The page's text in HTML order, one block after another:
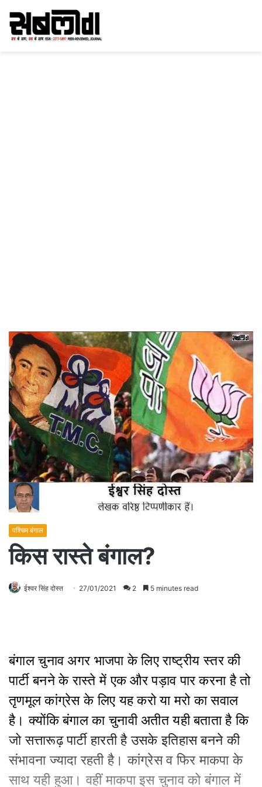
पश्चिम बंगाल
किस रास्ते बंगाल?
ईश्वर सिंह दोस्त 27/01/2021 2 5 minutes read
बंगाल चुनाव अगर भाजपा के लिए राष्ट्रीय स्तर की
पार्टी बनने के रास्ते में एक और पड़ाव पार करना है तो
तृणमूल कांग्रेस के लिए यह करो या मरो का सवाल
है। क्योंकि बंगाल का चुनावी अतीत यही बताता है कि
जो सत्तारूढ़ पार्टी हारती है उसके इतिहास बनने की
संभावना ज्यादा रहती है। कांग्रेस व फिर माकपा के
साथ यही हुआ। वहीं माकपा इस चुनाव को बंगाल में